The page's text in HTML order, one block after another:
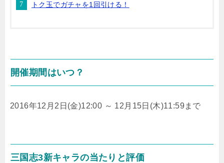
トク玉でガチャを1回引ける！
開催期間はいつ？
2016年12月2日(金)12:00 ～ 12月15日(木)11:59まで
三国志3新キャラの当たりと評価